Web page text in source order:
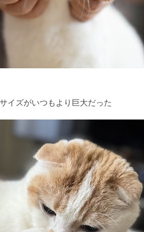
イズがいつもより巨大だった